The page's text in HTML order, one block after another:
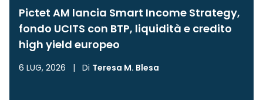
Pictet AM lancia Smart Income Strategy,
fondo UCITS con BTP, liquidità e credito
high yield europeo
6 LUG, 2026 | Di Teresa M. Blesa